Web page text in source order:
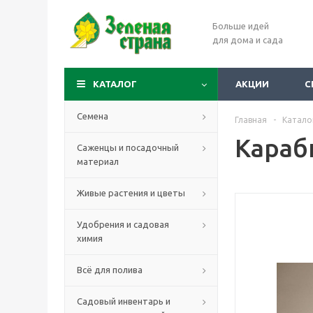
Больше идей
для дома и сада
КАТАЛОГ АКЦИИ
Семена
Саженцы и посадочный
материал
Живые растения и цветы
Удобрения и садовая
химия
Всё для полива
Садовый инвентарь и
Главная -